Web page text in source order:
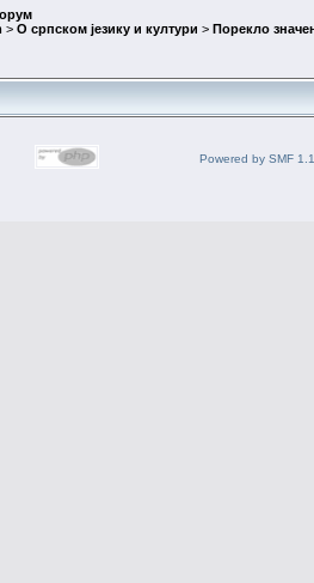
> О српском језику и култури > Порекло
Powered by SMF